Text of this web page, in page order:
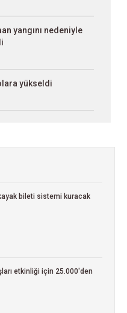
yangını nedeniyle
yükseldi
bileti sistemi kuracak
etkinliği için 25.000'den